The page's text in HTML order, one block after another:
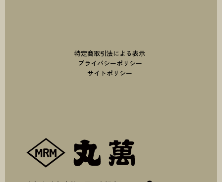
特定商取引法による表示
プライバシーポリシー
サイトポリシー